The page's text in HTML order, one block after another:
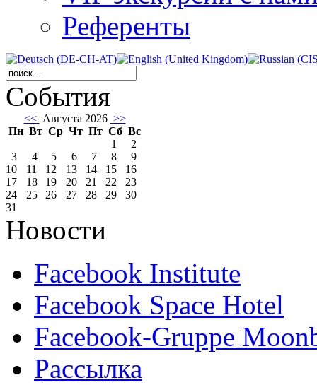
Референты
События
<< Августа 2026 >>
Пн Вт Ср Чт Пт Сб Вс
1
2
3
4 5 6 7 8
9
10
11 12 13 14 15
16
17
18 19 20 21 22
23
24
25 26 27 28 29
30
31
Новости
Facebook Institute
Facebook Space Hotel
Facebook-Gruppe
Рассылка